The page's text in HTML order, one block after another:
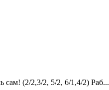
(2/2,3/2, 5/2, 6/1,4/2) Раб...